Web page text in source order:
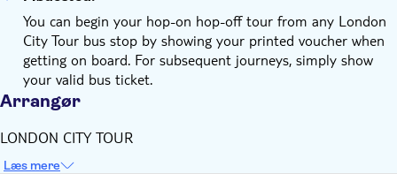
You can begin your hop-on hop-off tour from any London
City Tour bus stop by showing your printed voucher when
getting on board. For subsequent journeys, simply show
your valid bus ticket.
Arrangør
LONDON CITY TOUR
Læs mere